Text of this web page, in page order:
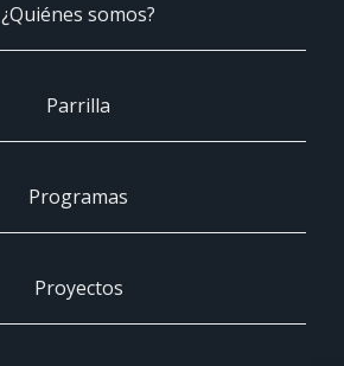
¿Quiénes somos?
Parrilla
Programas
Proyectos